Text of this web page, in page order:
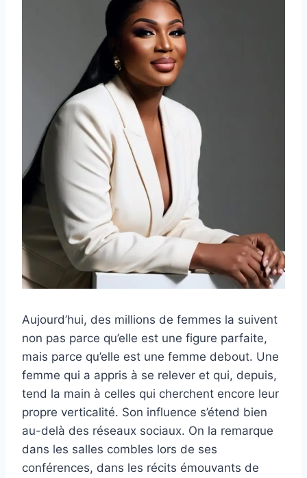
Aujourd’hui, des millions de femmes la suivent
non pas parce qu’elle est une figure parfaite,
mais parce qu’elle est une femme debout. Une
femme qui a appris à se relever et qui, depuis,
tend la main à celles qui cherchent encore leur
propre verticalité. Son influence s’étend bien
au-delà des réseaux sociaux. On la remarque
dans les salles combles lors de ses
conférences, dans les récits émouvants de